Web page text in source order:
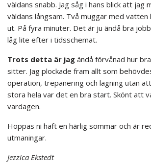
väldans snabb. Jag såg i hans blick att jag
väldans långsam. Två muggar med vatten
ut. På fyra minuter. Det är ju ändå bra
låg lite efter i tidsschemat.
Trots detta är jag ändå förvånad hur
sitter. Jag plockade fram allt som
operation, trepanering och lagning utan
stora hela var det en bra start. Skönt att
vardagen.
Hoppas ni haft en härlig sommar och är
utmaningar.
Jezzica Ekstedt